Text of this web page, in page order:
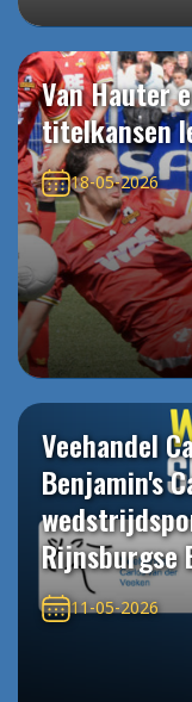
Van Hauter
titelkansen
18-05-2026
Veehandel
Benjamin's
Rijnsburgse
11-05-2026